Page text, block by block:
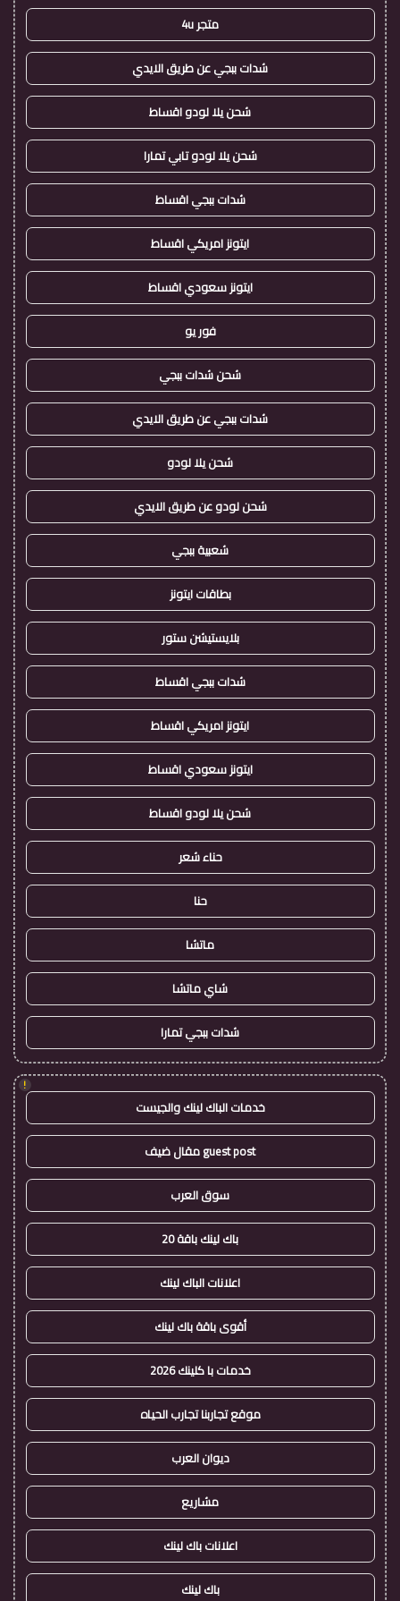
متجر 4u
شدات ببجي عن طريق الايدي
شحن يلا لودو اقساط
شحن يلا لودو تابي تمارا
شدات ببجي اقساط
ايتونز امريكي اقساط
ايتونز سعودي اقساط
فور يو
شحن شدات ببجي
شدات ببجي عن طريق الايدي
شحن يلا لودو
شحن لودو عن طريق الايدي
شعبية ببجي
بطاقات ايتونز
بلايستيشن ستور
شدات ببجي اقساط
ايتونز امريكي اقساط
ايتونز سعودي اقساط
شحن يلا لودو اقساط
حناء شعر
حنا
ماتشا
شاي ماتشا
شدات ببجي تمارا
!
خدمات الباك لينك والجيست
guest post مقال ضيف
سوق العرب
باك لينك باقة 20
اعلانات الباك لينك
أقوى باقة باك لينك
خدمات با كلينك 2026
موقع تجاربنا تجارب الحياه
ديوان العرب
مشاريع
اعلانات باك لينك
باك لينك